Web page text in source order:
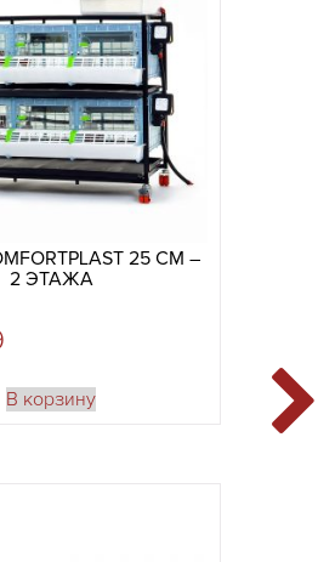
25 СМ –
2 ЭТАЖА
В корзину